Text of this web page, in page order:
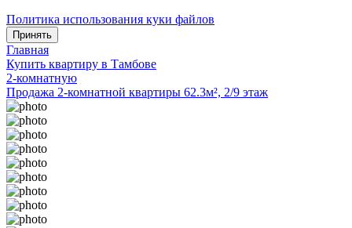
Политика использования куки файлов
Принять
Главная
Купить квартиру в Тамбове
2-комнатную
Продажа 2-комнатной квартиры 62.3м², 2/9 этаж